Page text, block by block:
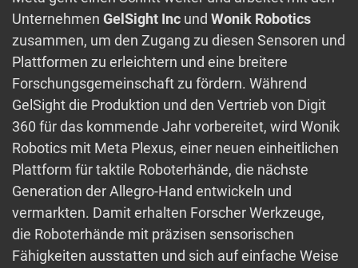
Unternehmen GelSight Inc und Wonik Robotics
zusammen, um den Zugang zu diesen Sensoren und
Plattformen zu erleichtern und eine breitere
Forschungsgemeinschaft zu fördern. Während
GelSight die Produktion und den Vertrieb von Digit
360 für das kommende Jahr vorbereitet, wird Wonik
Robotics mit Meta Plexus, einer neuen einheitlichen
Plattform für taktile Roboterhände, die nächste
Generation der Allegro-Hand entwickeln und
vermarkten. Damit erhalten Forscher Werkzeuge,
die Roboterhände mit präzisen sensorischen
Fähigkeiten ausstatten und sich auf einfache Weise